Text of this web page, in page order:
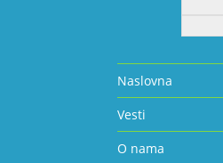
Naslovna
Vesti
O nama